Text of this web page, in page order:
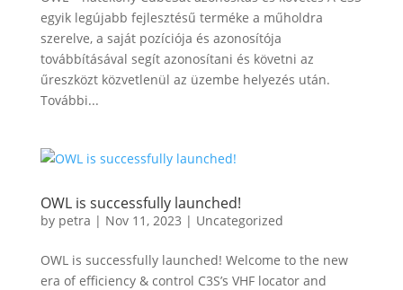
egyik legújabb fejlesztésű terméke a műholdra
szerelve, a saját pozíciója és azonosítója
továbbításával segít azonosítani és követni az
űreszközt közvetlenül az üzembe helyezés után.
További...
OWL is successfully launched!
by petra | Nov 11, 2023 | Uncategorized
OWL is successfully launched! Welcome to the new
era of efficiency & control C3S’s VHF locator and